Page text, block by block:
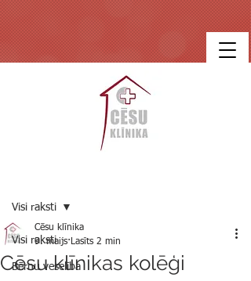
Visi raksti
Bērnu veselība
Visi raksti
Cēsu klīnikas kolēģi
Cēsu klīnika
9. maijs Lasīts 2 min